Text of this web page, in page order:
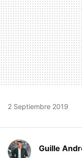
2 Septiembre 2019
Guille